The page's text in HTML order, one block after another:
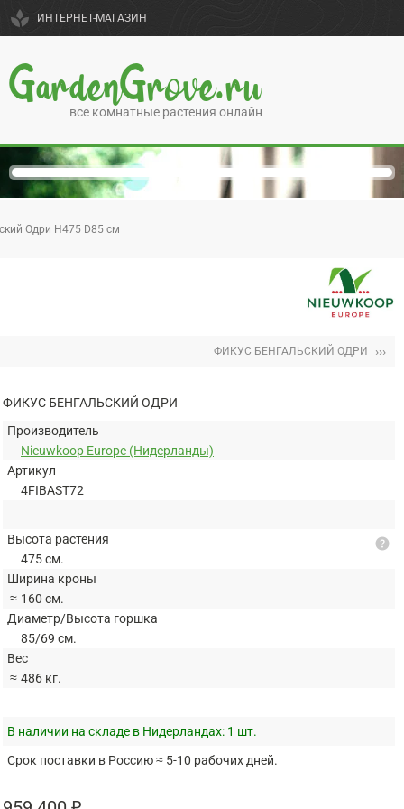
spa ИНТЕРНЕТ-МАГАЗИН
GardenGrove.ru
все комнатные растения онлайн
Одри H475 D85 см
ФИКУС БЕНГАЛЬСКИЙ ОДРИ ›››
ФИКУС БЕНГАЛЬСКИЙ ОДРИ
Производитель
Nieuwkoop Europe (Нидерланды)
Артикул
4FIBAST72
Высота растения
475 см.
Ширина кроны
≈ 160 см.
Диаметр/Высота горшка
85/69 см.
Вес
≈ 486 кг.
help
В наличии на складе в Нидерландах: 1 шт.
Срок поставки в Россию ≈ 5-10 рабочих дней.